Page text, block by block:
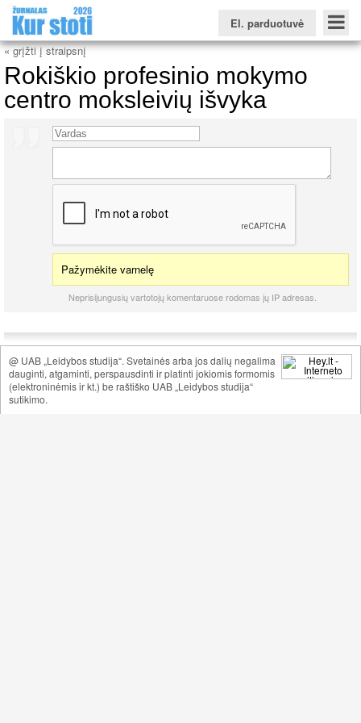
El. parduotuvė
Konkursinio balo skaičiuoklė
Naujienos Svarbiausios datos Apie studijas užsienyje Testai
Kolegijų sritis
Profesinių mokyklų sritis
« grįžti į straipsnį
Rokiškio profesinio mokymo
centro moksleivių išvyka
Pažymėkite varnelę
Neprisijungusių vartotojų komentaruose rodomas jų IP adresas.
@ UAB „Leidybos studija“. Svetainės arba jos dalių negalima
dauginti, atgaminti, perspausdinti ir platinti jokiomis formomis
(elektroninėmis ir kt.) be raštiško UAB „Leidybos studija“
sutikimo.